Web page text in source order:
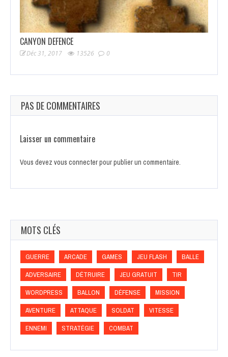
CANYON DEFENCE
Déc 31, 2017 13526 0
PAS DE COMMENTAIRES
Laisser un commentaire
Vous devez vous connecterpour publier un commentaire.
MOTS CLÉS
GUERRE ARCADE GAMES JEU FLASH BALLE
ADVERSAIRE DÉTRUIRE JEU GRATUIT TIR
WORDPRESS BALLON DÉFENSE MISSION
AVENTURE ATTAQUE SOLDAT VITESSE
ENNEMI STRATÉGIE COMBAT